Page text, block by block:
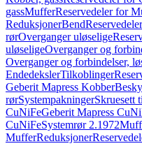
gassMufferReservedeler for
ReduksjonerBend
rørOverganger uløselige
uløseligeOverganger og
Overganger og forbindelser,
EndedekslerTilkoblinger
Geberit Mapress Kobber
rørSystempakningerSkruesett
CuNiFeGeberit Mapress
CuNiFeSystemrør 2.1972
MufferReduksjoner